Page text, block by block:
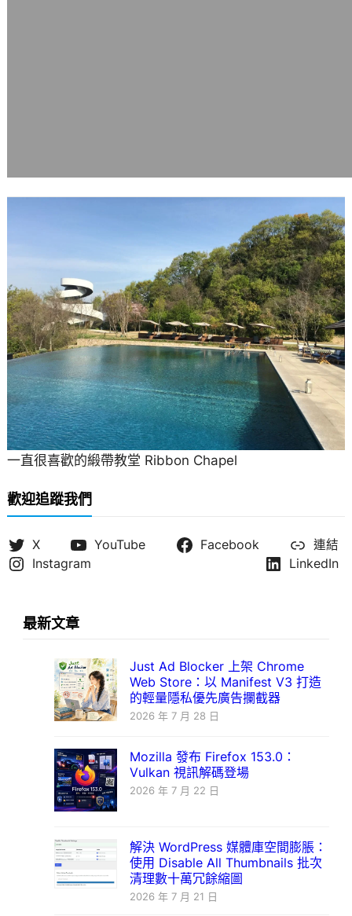
一直很喜歡的緞帶教堂 Ribbon Chapel
歡迎追蹤我們
X YouTube Facebook
連結
Instagram
LinkedIn
最新文章
Just Ad Blocker 上架 Chrome
Web Store：以 Manifest V3 打造
的輕量隱私優先廣告攔截器
2026 年 7 月 28 日
Mozilla 發布 Firefox 153.0：
Vulkan 視訊解碼登場
2026 年 7 月 22 日
解決 WordPress 媒體庫空間膨脹：
使用 Disable All Thumbnails 批次
清理數十萬冗餘縮圖
2026 年 7 月 21 日